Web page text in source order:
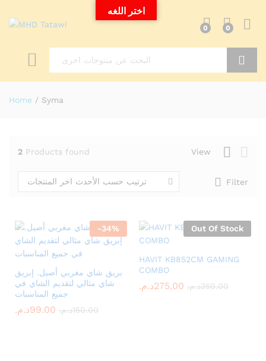
0 0
Home / Syma
2 Products found View
Filter ترتيب حسب الأحدث اخر المنتجات
-34%
بريق شاي مغربي أصيل. إبريق
شاي مثالي لتقديم الشاي في
جميع المناسبات
99.00د.م. 150.00د.م.
Out Of Stock
HAVIT KB852CM GAMING
COMBO
275.00د.م. 350.00د.م.
اختر اللغه